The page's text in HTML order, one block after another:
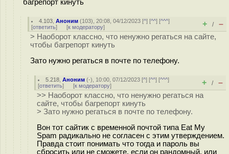
багрепорт кинуть
4.103 ,Аноним (103), 20:08, 04/12/2023 [^] [^^] [^^^]
[ответить] [к модератору] + / –
> Наоборот классно, что ненужно регаться на сайте,
чтобы багрепорт кинуть
Зато нужно регаться в почте по телефону.
5.218 ,Аноним (-), 10:00, 07/12/2023 [^] [^^] [^^^]
[ответить] [к модератору] + / –
>> Наоборот классно, что ненужно регаться на
сайте, чтобы багрепорт кинуть
> Зато нужно регаться в почте по телефону.
Вон тот сайтик с временной почтой типа Eat My
Spam радикально не согласен с этим утверждением.
Правда стоит понимать что тогда и пароль вы
сбросить или не сможете, если он рандомный, или